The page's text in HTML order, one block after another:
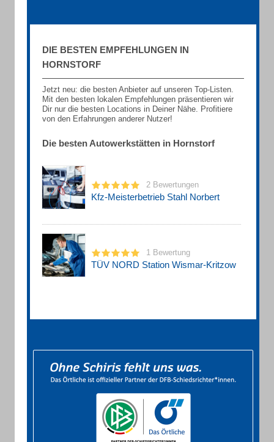
DIE BESTEN EMPFEHLUNGEN IN
HORNSTORF
Jetzt neu: die besten Anbieter auf unseren Top-Listen.
Mit den besten lokalen Empfehlungen präsentieren wir
Dir nur die besten Locations in Deiner Nähe. Profitiere
von den Erfahrungen anderer Nutzer!
Die besten Autowerkstätten in Hornstorf
2 Bewertungen
Kfz-Meisterbetrieb Stahl Norbert
1 Bewertung
TÜV NORD Station Wismar-Kritzow